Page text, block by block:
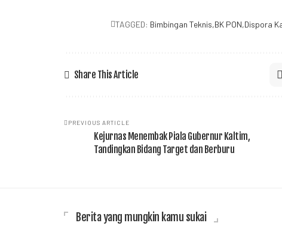
TAGGED: Bimbingan Teknis BK PON Dispora
Share This Article
PREVIOUS ARTICLE
Kejurnas Menembak Piala Gubernur Kaltim,
Tandingkan Bidang Target dan Berburu
Berita yang mungkin kamu sukai